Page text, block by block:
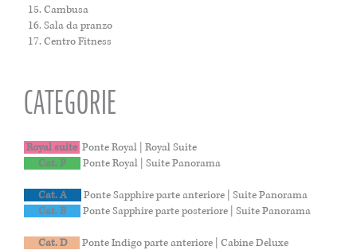
Cambusa
Sala da pranzo
Centro Fitness
CATEGORIE
Royal suite Ponte Royal | Royal Suite
Cat. P
Ponte Royal | Suite Panorama
Cat. A
Ponte Sapphire parte anteriore | Suite Panorama
Cat. B
Ponte Sapphire parte posteriore | Suite Panorama
Cat. D
Ponte Indigo parte anteriore | Cabine Deluxe